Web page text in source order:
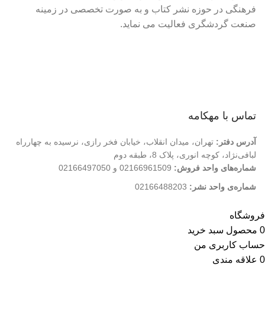
فرهنگی در حوزه نشر کتاب و به صورت تخصصی در زمینه
صنعت گردشگری فعالیت می نماید.
تماس با مهکامه
آدرس دفتر: تهران، میدان انقلاب، خیابان فخر رازی، نرسیده به چهارراه
لبافی‌نژاد، کوچه انوری، پلاک 8، طبقه دوم
شماره‌های واحد فروش: 02166961509 و 02166497050
شماره‌‌ی واحد نشر:
فروشگاه
0 محصول سبد خرید
حساب کاربری من
0 علاقه مندی